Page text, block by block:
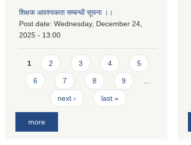
शिक्षक आवश्यकता सम्बन्धी सूचना ।।
Post date: Wednesday, December 24,
2025 - 13:00
Pages
1 2 3 4 5
6 7 8 9
next › last »
more